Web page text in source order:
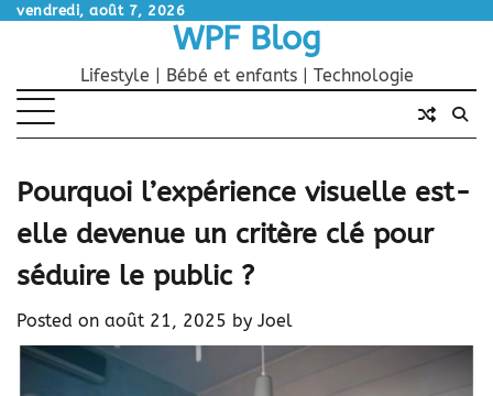
Skipvendredi, août 7, 2026
WPF Blog
Lifestyle | Bébé et enfants | Technologie
Pourquoi l’expérience visuelle est-
elle devenue un critère clé pour
séduire le public ?
Posted on août 21, 2025 by Joel